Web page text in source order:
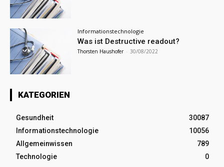
Informationstechnologie
Was ist Destructive readout?
Thorsten Haushofer - 30/08/2022
KATEGORIEN
Gesundheit
30087
Informationstechnologie
10056
Allgemeinwissen
789
Technologie
0